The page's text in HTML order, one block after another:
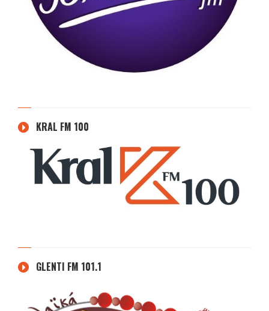
KRAL FM 100
GLENTI FM 101.1